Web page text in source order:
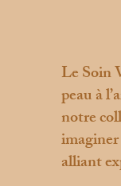
Le Soin
peau à
notre
alliant